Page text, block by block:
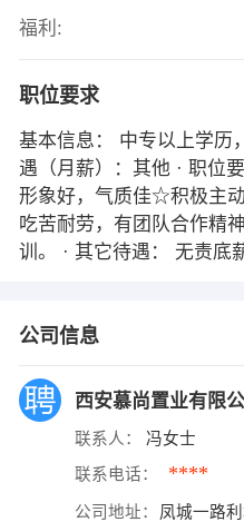
福利:
职位要求
基本信息： 中专以上学历
遇（月薪）：其他 · 职
形象好，气质佳☆积极主
吃苦耐劳，有团队合作精
训。 · 其它待遇： 无责底
公司信息
西安慕尚置业有限
联系人： 冯女士
联系电话： ****
公司地址： 凤城一路